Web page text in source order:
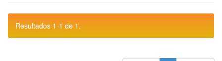
Resultados 1-1 de 1.